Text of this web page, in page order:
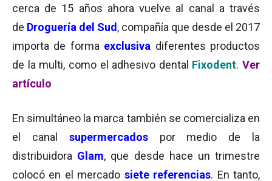
cerca de 15 años ahora vuelve al canal a través
de Droguería del Sud , compañía que desde el 2017
importa de forma exclusiva diferentes productos
de la multi, como el adhesivo dental Fixodent. Ver
artículo
En simultáneo la marca también se comercializa en
el canal supermercados por medio de la
distribuidora Glam, que desde hace un trimestre
colocó en el mercado siete referencias. En tanto,